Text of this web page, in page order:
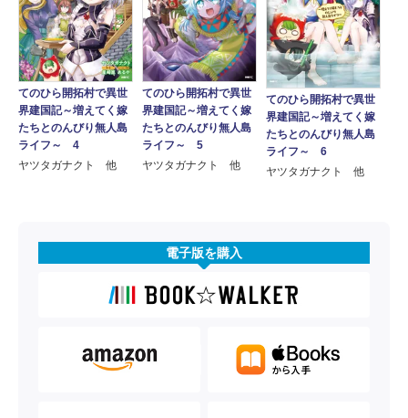
てのひら開拓村で異世
界建国記～増えてく嫁
たちとのんびり無人島
ライフ～ 4
ヤツタガナクト 他
てのひら開拓村で異世
界建国記～増えてく嫁
たちとのんびり無人島
ライフ～ 5
ヤツタガナクト 他
てのひら開拓村で異世
界建国記～増えてく嫁
たちとのんびり無人島
ライフ～ 6
ヤツタガナクト 他
電子版を購入